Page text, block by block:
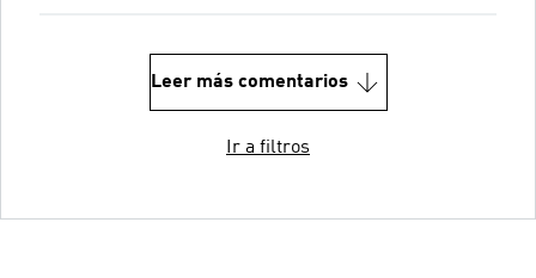
Leer más comentarios
Ir a filtros